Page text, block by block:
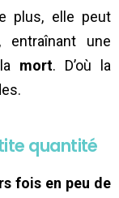
plus, elle peut
une
mort. D’où la
quantité
fois en peu de